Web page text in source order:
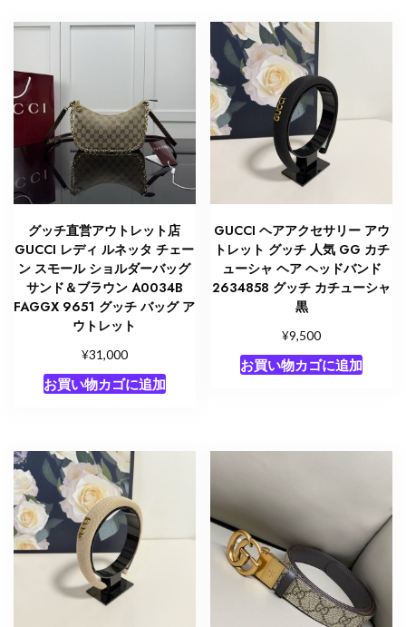
グッチ直営アウトレット店
GUCCI レディ ルネッタ チェー
ン スモール ショルダーバッグ
サンド＆ブラウン A0034B
FAGGX 9651 グッチ バッグ ア
ウトレット
¥31,000
お買い物カゴに追加
GUCCI ヘアアクセサリー アウ
トレット グッチ 人気 GG カチ
ューシャ ヘア ヘッドバンド
2634858 グッチ カチューシャ
黒
¥9,500
お買い物カゴに追加